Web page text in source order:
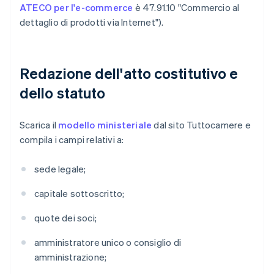
ATECO per l'e-commerce è 47.91.10 "Commercio al
dettaglio di prodotti via Internet").
Redazione dell'atto costitutivo e
dello statuto
Scarica il modello ministeriale dal sito Tuttocamere e
compila i campi relativi a:
sede legale;
capitale sottoscritto;
quote dei soci;
amministratore unico o consiglio di
amministrazione;